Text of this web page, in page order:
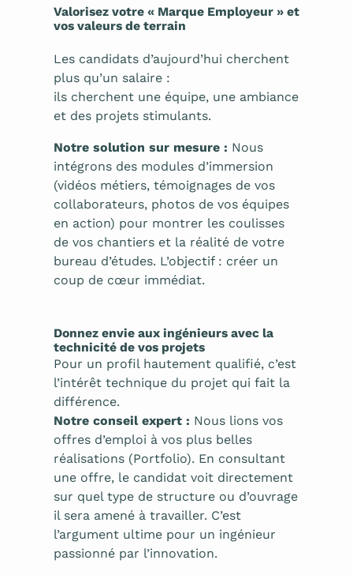
Valorisez votre « Marque Employeur » et
vos valeurs de terrain
Les candidats d’aujourd’hui cherchent
plus qu’un salaire :
ils cherchent une équipe, une ambiance
et des projets stimulants.
Notre solution sur mesure : Nous
intégrons des modules d’immersion
(vidéos métiers, témoignages de vos
collaborateurs, photos de vos équipes
en action) pour montrer les coulisses
de vos chantiers et la réalité de votre
bureau d’études. L’objectif : créer un
coup de cœur immédiat.
Donnez envie aux ingénieurs avec la
technicité de vos projets
Pour un profil hautement qualifié, c’est
l’intérêt technique du projet qui fait la
différence.
Notre conseil expert : Nous lions vos
offres d’emploi à vos plus belles
réalisations (Portfolio). En consultant
une offre, le candidat voit directement
sur quel type de structure ou d’ouvrage
il sera amené à travailler. C’est
l’argument ultime pour un ingénieur
passionné par l’innovation.